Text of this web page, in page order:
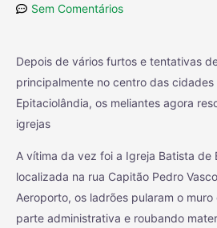
Sem Comentários
Depois de vários furtos e tentativas
principalmente no centro das cidades
Epitaciolândia, os meliantes agora
igrejas
A vítima da vez foi a Igreja Batista de
localizada na rua Capitão Pedro
Aeroporto, os ladrões pularam o
parte administrativa e roubando